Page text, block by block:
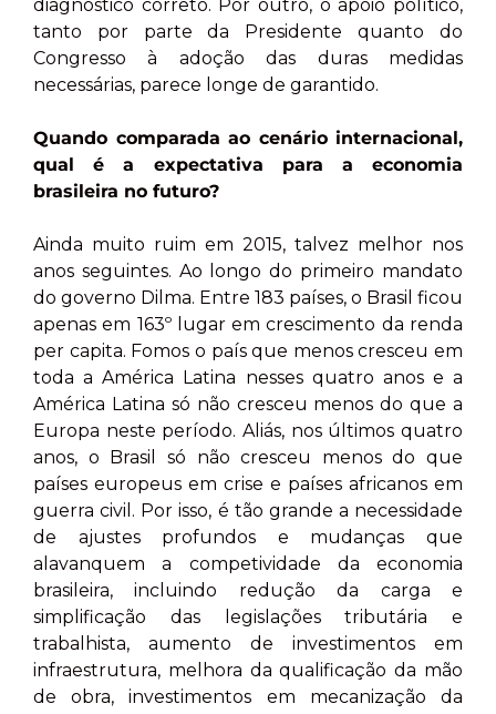
diagnóstico correto. Por outro, o apoio político,
tanto por parte da Presidente quanto do
Congresso à adoção das duras medidas
necessárias, parece longe de garantido.
Quando comparada ao cenário internacional,
qual é a expectativa para a economia
brasileira no futuro?
Ainda muito ruim em 2015, talvez melhor nos
anos seguintes. Ao longo do primeiro mandato
do governo Dilma. Entre 183 países, o Brasil ficou
apenas em 163º lugar em crescimento da renda
per capita. Fomos o país que menos cresceu em
toda a América Latina nesses quatro anos e a
América Latina só não cresceu menos do que a
Europa neste período. Aliás, nos últimos quatro
anos, o Brasil só não cresceu menos do que
países europeus em crise e países africanos em
guerra civil. Por isso, é tão grande a necessidade
de ajustes profundos e mudanças que
alavanquem a competividade da economia
brasileira, incluindo redução da carga e
simplificação das legislações tributária e
trabalhista, aumento de investimentos em
infraestrutura, melhora da qualificação da mão
de obra, investimentos em mecanização da